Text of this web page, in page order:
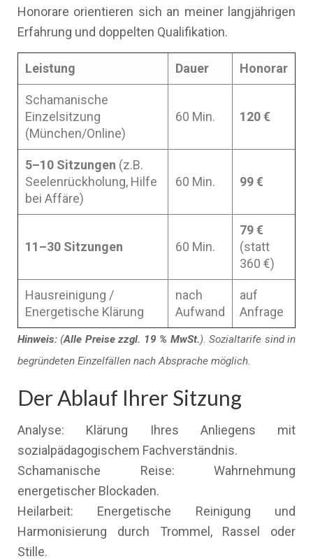
Honorare orientieren sich an meiner langjährigen
Erfahrung und doppelten Qualifikation.
Leistung Dauer Honorar
Schamanische
Einzelsitzung
(München/Online)
60 Min. 120 €
5–10 Sitzungen (z.B.
Seelenrückholung, Hilfe
bei Affäre)
60 Min. 99 €
11–30 Sitzungen 60 Min.
79 €
(statt
360 €)
Hausreinigung /
Energetische Klärung
nach
Aufwand
auf
Anfrage
Hinweis: (Alle Preise zzgl. 19 % MwSt.). Sozialtarife sind in
begründeten Einzelfällen nach Absprache möglich.
Der Ablauf Ihrer Sitzung
Analyse: Klärung Ihres Anliegens mit
sozialpädagogischem Fachverständnis.
Schamanische Reise: Wahrnehmung
energetischer Blockaden.
Heilarbeit: Energetische Reinigung und
Harmonisierung durch Trommel, Rassel oder
Stille.